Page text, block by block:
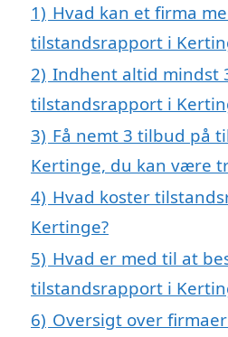
1) Hvad kan et firma
tilstandsrapport i
2) Indhent altid mindst
tilstandsrapport i
3) Få nemt 3 tilbud på
Kertinge, du kan være
4) Hvad koster
Kertinge?
5) Hvad er med til at
tilstandsrapport i
6) Oversigt over